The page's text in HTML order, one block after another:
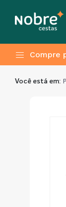
Compre
Você está em: